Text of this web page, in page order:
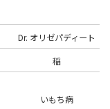
Dr. オリゼパディート
稲
いもち病